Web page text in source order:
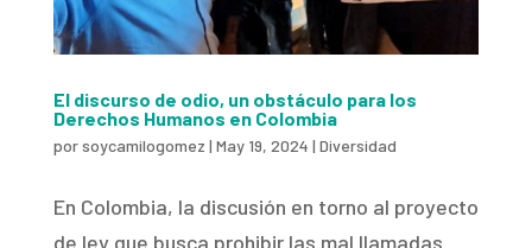
El discurso de odio, un obstáculo para los
Derechos Humanos en Colombia
porsoycamilogomez | May 19, 2024 | Diversidad
En Colombia, la discusión en torno al proyecto
de ley que busca prohibir las mal llamadas